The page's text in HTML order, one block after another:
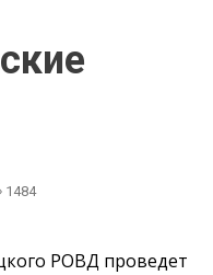
1484
РОВД проведет